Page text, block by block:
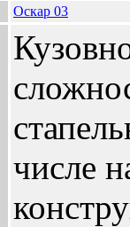
Оскар 03
числе